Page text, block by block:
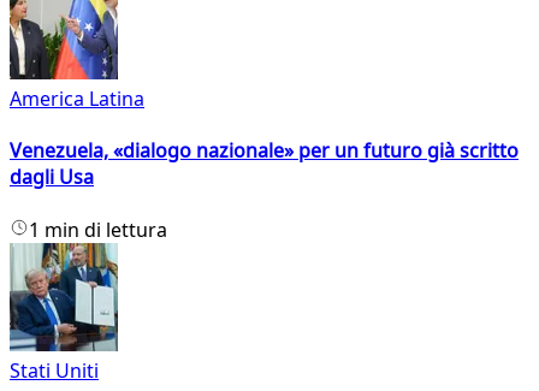
America Latina
Venezuela, «dialogo nazionale» per un futuro già scritto
dagli Usa
1 min di lettura
Stati Uniti